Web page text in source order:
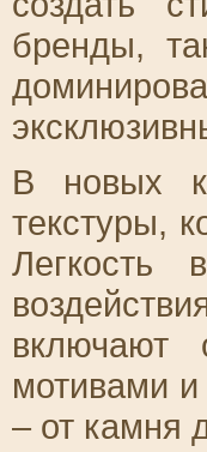
бренды,
В новых
текстуры,
Легкость
включают
мотивами
– от камня